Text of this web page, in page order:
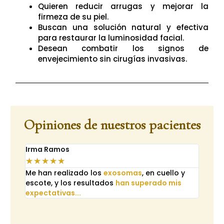
Quieren reducir arrugas y mejorar la
firmeza de su piel.
Buscan una solución natural y efectiva
para restaurar la luminosidad facial.
Desean combatir los signos de
envejecimiento sin cirugías invasivas.
Opiniones de nuestros pacientes
Irma Ramos
☆☆☆☆☆
Me han realizado losexosomas, en cuello y
escote, y los resultados han superado mis
expectativas...